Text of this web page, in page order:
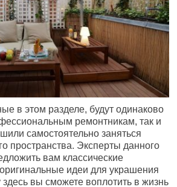
в этом разделе, будут одинаково
ремонтникам, так и
самостоятельно заняться
пространства. Эксперты данного
вам классические
идеи для украшения
вы сможете воплотить в жизнь